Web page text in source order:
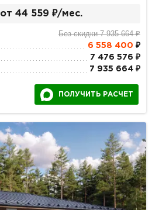
от 44 559 ₽/мес.
Без скидки 7 935 664 ₽
6 558 400 ₽
7 476 576 ₽
7 935 664 ₽
ПОЛУЧИТЬ РАСЧЕТ